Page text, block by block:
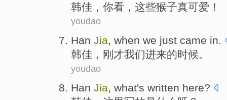
韩佳 ， 你看 ， 这些猴子真可爱！
youdao
Han Jia, when we just came in.
韩佳 ， 刚才我们进来的时候。
youdao
Han Jia what's written here?